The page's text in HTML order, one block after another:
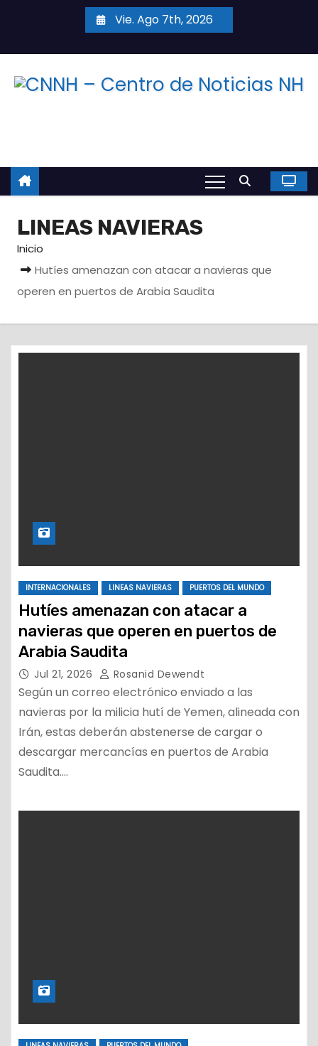
c
o
Vie. Ago 7th, 2026
LINEAS NAVIERAS
Inicio
Hutíes amenazan con atacar a navieras que
operen en puertos de Arabia Saudita
INTERNACIONALES LINEAS NAVIERAS PUERTOS DEL MUNDO
Hutíes amenazan con atacar a
navieras que operen en puertos de
Arabia Saudita
Jul 21, 2026 Rosanid Dewendt
Según un correo electrónico enviado a las
navieras por la milicia hutí de Yemen, alineada con
Irán, estas deberán abstenerse de cargar o
descargar mercancías en puertos de Arabia
Saudita.…